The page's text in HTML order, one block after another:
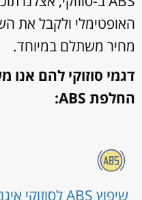
האופטימלי ולקבל את
מחיר משתלם במיוחד.
דגמי סוזוקי להם אנו
החלפת ABS:
שיפוץ ABS לסוזוקי איגניס